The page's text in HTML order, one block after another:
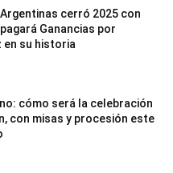
cerró 2025 con
Ganancias por
en su historia
cómo será la celebración
con misas y procesión este